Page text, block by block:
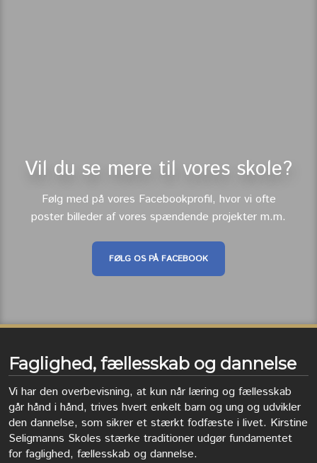
​​Vil du se mere til vores skole?
Følg med på vores Facebookprofil, hvor vi ofte
poster billeder af vores spændende projekter m.m.
FØLG OS PÅ FACEBOOK​
Faglighed, fællesskab og dannelse
Vi har den overbevisning, at kun når læring og fællesskab
går hånd i hånd, trives hvert enkelt barn og ung og udvikler
den dannelse, som sikrer et stærkt fodfæste i livet. Kirstine
Seligmanns Skoles stærke traditioner udgør fundamentet
for faglighed, fællesskab og dannelse.